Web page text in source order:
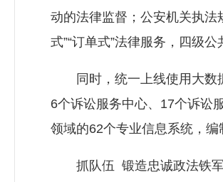
动的法律监督；公安机关执法
式”“订单式”法律服务，四级
同时，统一上线使用大数据
6个诉讼服务中心、17个诉讼
领域的62个专业信息系统，
抓队伍 锻造忠诚政法铁军